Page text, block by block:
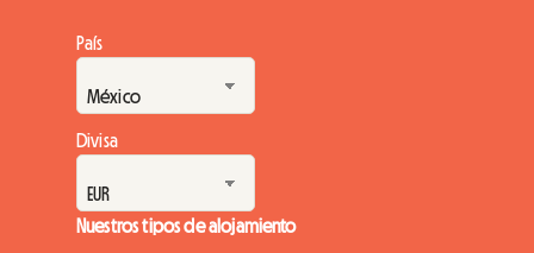
País
Divisa
Nuestros tipos de alojamiento